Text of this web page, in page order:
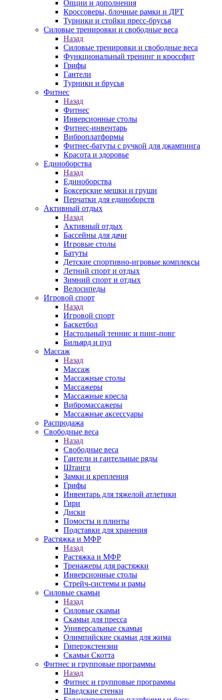
Опции и дополнения
Кроссоверы, блочные рамки и ДРТ
Турники и стойки пресс-брусья
Силовые тренировки и свободные веса
Назад
Силовые тренировки и свободные веса
Функциональный тренинг и кроссфит
Грифы
Гантели
Турники и брусья
Фитнес
Назад
Фитнес
Инверсионные столы
Фитнес-инвентарь
Виброплатформы
Фитнес-батуты с ручкой для джампинга
Красота и здоровье
Единоборства
Назад
Единоборства
Боксерские мешки и груши
Перчатки для единоборств
Активный отдых
Назад
Активный отдых
Бассейны для дачи
Игровые столы
Батуты
Детские спортивно-игровые комплексы
Летний спорт и отдых
Зимний спорт и отдых
Велосипеды
Игровой спорт
Назад
Игровой спорт
Баскетбол
Настольный теннис и пинг-понг
Бильярд и пул
Массаж
Назад
Массаж
Массажные столы
Массажеры
Массажные кресла
Вибромассажеры
Массажные аксессуары
Распродажа
Свободные веса
Назад
Свободные веса
Гантели и гантельные ряды
Штанги
Замки и крепления
Грифы
Инвентарь для тяжелой атлетики
Гири
Диски
Помосты и плинты
Подставки для хранения
Растяжка и МФР
Назад
Растяжка и МФР
Тренажеры для растяжки
Инверсионные столы
Стрейч-системы и рамы
Силовые скамьи
Назад
Силовые скамьи
Скамьи для пресса
Универсальные скамьи
Олимпийские скамьи для жима
Гиперэкстензии
Скамьи Скотта
Фитнес и групповые программы
Назад
Фитнес и групповые программы
Шведские стенки